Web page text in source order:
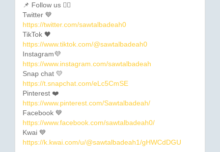
📌 Follow us 👇🏼
Twitter 💙
https://twitter.com/sawtalbadeah0
TikTok 🖤
https://www.tiktok.com/@sawtalbadeah0
Instagram💜
https://www.instagram.com/sawtalbadeah
Snap chat 💛
https://t.snapchat.com/eLc5CmSE
Pinterest ❤️
https://www.pinterest.com/Sawtalbadeah/
Facebook 💙
https://www.facebook.com/sawtalbadeah0/
Kwai 💙
https://k.kwai.com/u/@sawtalbadeah1/gHWCdDGU